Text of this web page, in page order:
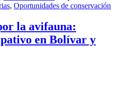
, Oportunidades de conservación
la avifauna:
en Bolívar y